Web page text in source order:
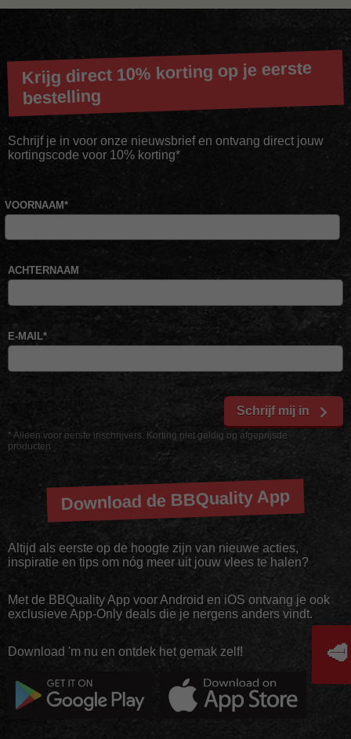
Krijg direct 10% korting op je eerste
bestelling
Schrijf je in voor onze nieuwsbrief en ontvang direct jouw
kortingscode voor 10% korting*
* Alleen voor eerste inschrijvers. Korting niet geldig op afgeprijsde
producten
VOORNAAM*
ACHTERNAAM
E-MAIL*
Schrijf mij in
Download de BBQuality App
Altijd als eerste op de hoogte zijn van nieuwe acties,
inspiratie en tips om nóg meer uit jouw vlees te halen?
Met de BBQuality App voor Android en iOS ontvang je ook
exclusieve App-Only deals die je nergens anders vindt.
Download 'm nu en ontdek het gemak zelf! 🥩